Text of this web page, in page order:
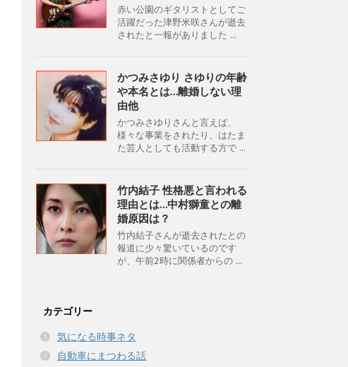
赤い公園のギタリストとしてご
活躍だった津野米咲さんが逝去
されたと一報がありました ...
かつみさゆり さゆりの年齢
や本名とは…離婚しない理
由他
かつみさゆりさんと言えば、
様々な事業をされたり、はたま
た芸人としても活動する方で ...
竹内結子 性格悪と言われる
理由とは…中村獅童との離
婚原因は？
竹内結子さんが逝去されたとの
報道に少々驚いているのです
が、午前2時に関係者からの ...
カテゴリー
気になる時事ネタ
自動車にまつわる話